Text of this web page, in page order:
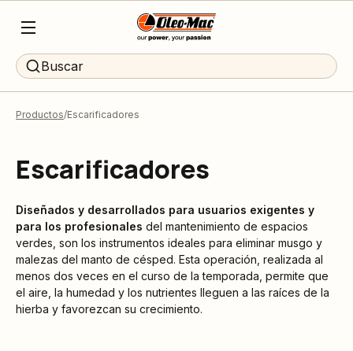
Buscar
Productos Escarificadores
Escarificadores
Diseñados y desarrollados para usuarios exigentes y
para los profesionales del mantenimiento de espacios
verdes, son los instrumentos ideales para eliminar musgo y
malezas del manto de césped. Esta operación, realizada al
menos dos veces en el curso de la temporada, permite que
el aire, la humedad y los nutrientes lleguen a las raíces de la
hierba y favorezcan su crecimiento.